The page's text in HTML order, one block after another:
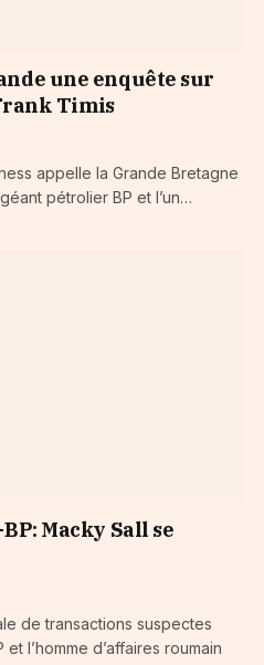
une enquête sur
Timis
appelle la Grande Bretagne
pétrolier BP et l’un…
Macky Sall se
de transactions suspectes
l’homme d’affaires roumain